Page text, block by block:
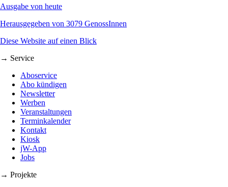
Ausgabe von heute
Herausgegeben von 3079 GenossInnen
Diese Website auf einen Blick
→ Service
Aboservice
Abo kündigen
Newsletter
Werben
Veranstaltungen
Terminkalender
Kontakt
Kiosk
jW-App
Jobs
→ Projekte